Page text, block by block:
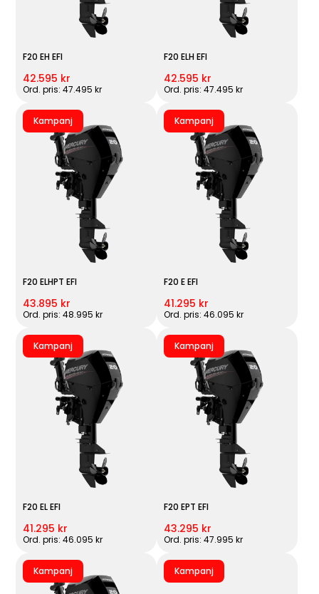
F20 EH EFI
42.595 kr
Ord. pris: 47.495 kr
F20 ELH EFI
42.595 kr
Ord. pris: 47.495 kr
Kampanj
F20 ELHPT EFI
43.895 kr
Ord. pris: 48.995 kr
Kampanj
F20 E EFI
41.295 kr
Ord. pris: 46.095 kr
Kampanj
F20 EL EFI
41.295 kr
Ord. pris: 46.095 kr
Kampanj
F20 EPT EFI
43.295 kr
Ord. pris: 47.995 kr
Kampanj Kampanj